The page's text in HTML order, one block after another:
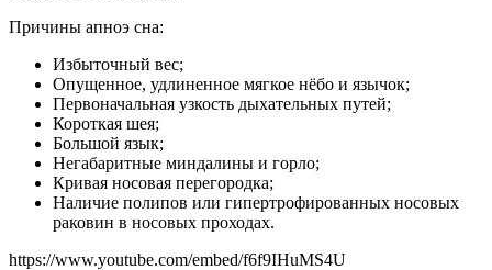
Причины апноэ сна:
Избыточный вес;
Опущенное, удлиненное мягкое нёбо и язычок;
Первоначальная узкость дыхательных путей;
Короткая шея;
Большой язык;
Негабаритные миндалины и горло;
Кривая носовая перегородка;
Наличие полипов или гипертрофированных носовых
раковин в носовых проходах.
https://www.youtube.com/embed/f6f9IHuMS4U